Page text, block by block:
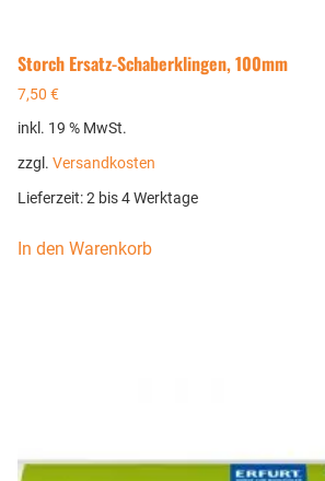
Storch Ersatz-Schaberklingen, 100mm
7,50 €
inkl. 19 % MwSt.
zzgl. Versandkosten
Lieferzeit:2 bis 4 Werktage
In den Warenkorb